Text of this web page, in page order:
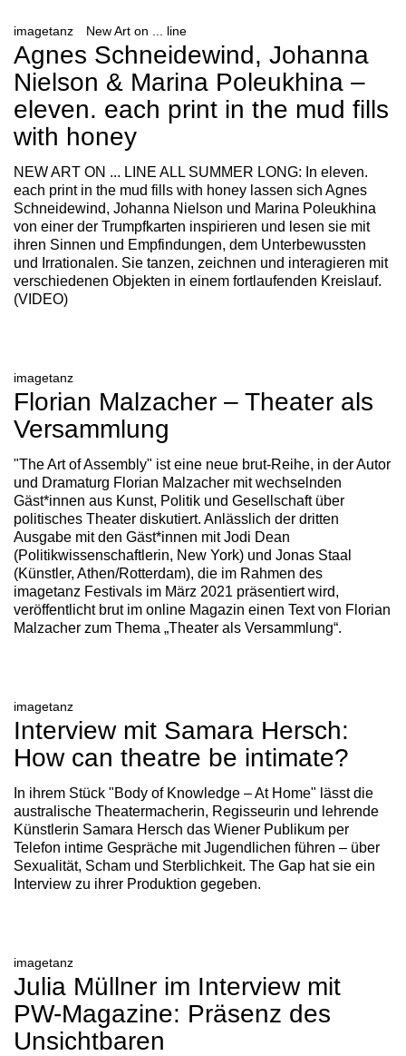
imagetanz New Art on ... line
Agnes Schneidewind, Johanna
Nielson & Marina Poleukhina –
eleven. each print in the mud fills
with honey
NEW ART ON ... LINE ALL SUMMER LONG: In eleven.
each print in the mud fills with honey lassen sich Agnes
Schneidewind, Johanna Nielson und Marina Poleukhina
von einer der Trumpfkarten inspirieren und lesen sie mit
ihren Sinnen und Empfindungen, dem Unterbewussten
und Irrationalen. Sie tanzen, zeichnen und interagieren mit
verschiedenen Objekten in einem fortlaufenden Kreislauf.
(VIDEO)
imagetanz
Florian Malzacher – Theater als
Versammlung
"The Art of Assembly" ist eine neue brut-Reihe, in der Autor
und Dramaturg Florian Malzacher mit wechselnden
Gäst*innen aus Kunst, Politik und Gesellschaft über
politisches Theater diskutiert. Anlässlich der dritten
Ausgabe mit den Gäst*innen mit Jodi Dean
(Politikwissenschaftlerin, New York) und Jonas Staal
(Künstler, Athen/Rotterdam), die im Rahmen des
imagetanz Festivals im März 2021 präsentiert wird,
veröffentlicht brut im online Magazin einen Text von Florian
Malzacher zum Thema „Theater als Versammlung“.
imagetanz
Interview mit Samara Hersch:
How can theatre be intimate?
In ihrem Stück "Body of Knowledge – At Home" lässt die
australische Theatermacherin, Regisseurin und lehrende
Künstlerin Samara Hersch das Wiener Publikum per
Telefon intime Gespräche mit Jugendlichen führen – über
Sexualität, Scham und Sterblichkeit. The Gap hat sie ein
Interview zu ihrer Produktion gegeben.
imagetanz
Julia Müllner im Interview mit
PW-Magazine: Präsenz des
Unsichtbaren